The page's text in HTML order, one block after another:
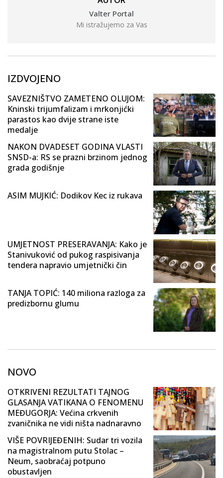
Valter Portal
Mi istražujemo za Vas
IZDVOJENO
SAVEZNIŠTVO ZAMETENO OLUJOM:
Kninski trijumfalizam i mrkonjićki
parastos kao dvije strane iste
medalje
NAKON DVADESET GODINA VLASTI
SNSD-a: RS se prazni brzinom jednog
grada godišnje
ASIM MUJKIĆ: Dodikov Kec iz rukava
UMJETNOST PRESERAVANJA: Kako je
Stanivuković od pukog raspisivanja
tendera napravio umjetnički čin
TANJA TOPIĆ: 140 miliona razloga za
predizbornu glumu
NOVO
OTKRIVENI REZULTATI TAJNOG
GLASANJA VATIKANA O FENOMENU
MEĐUGORJA: Većina crkvenih
zvaničnika ne vidi ništa nadnaravno
VIŠE POVRIJEĐENIH: Sudar tri vozila
na magistralnom putu Stolac –
Neum, saobraćaj potpuno
obustavljen